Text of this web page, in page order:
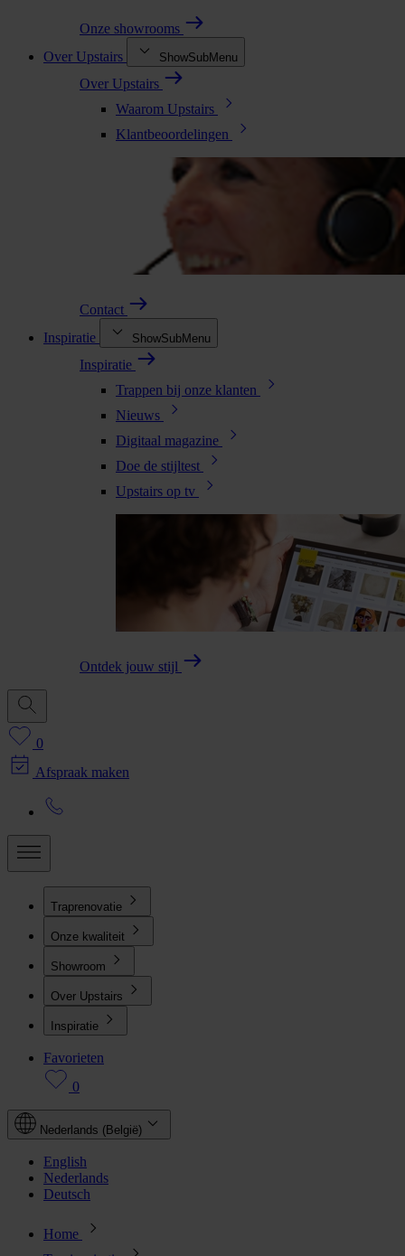
Onze showrooms
Over Upstairs
ShowSubMenu
Over Upstairs
Waarom Upstairs
Klantbeoordelingen
Contact
Inspiratie
ShowSubMenu
Inspiratie
Trappen bij onze klanten
Nieuws
Digitaal magazine
Doe de stijltest
Upstairs op tv
Ontdek jouw stijl
0
Afspraak maken
Traprenovatie
Onze kwaliteit
Showroom
Over Upstairs
Inspiratie
Favorieten
0
Nederlands (België)
English
Nederlands
Deutsch
Home